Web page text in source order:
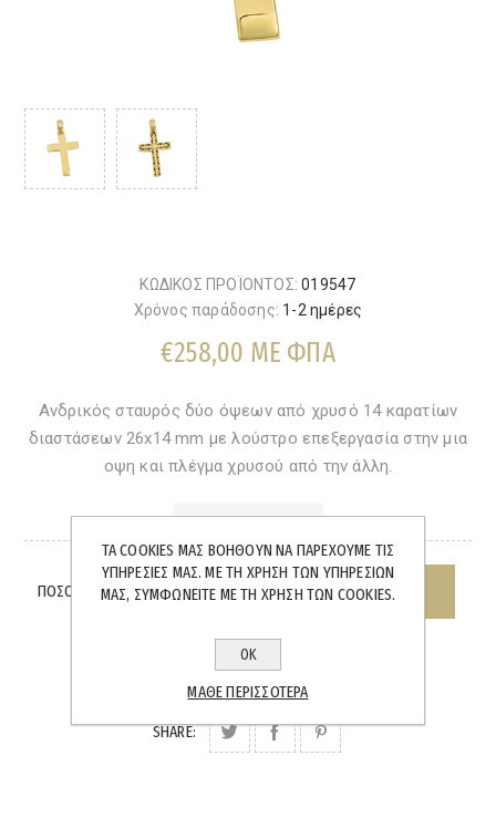
ΚΩΔΙΚΟΣ ΠΡΟΪΟΝΤΟΣ: 019547
Χρόνος παράδοσης: 1-2 ημέρες
€258,00 ΜΕ ΦΠΑ
Ανδρικός σταυρός δύο όψεων από χρυσό 14 καρατίων
διαστάσεων 26x14 mm με λούστρο επεξεργασία στην μια
οψη και πλέγμα χρυσού από την άλλη.
ΆΜΕΣΑ ΔΙΑΘΈΣΙΜΟ
ΠΟΣΌΤΗΤΑ:
SHARE:
ΤΑ COOKIES ΜΑΣ ΒΟΗΘΟΎΝ ΝΑ ΠΑΡΈΧΟΥΜΕ ΤΙΣ
ΥΠΗΡΕΣΊΕΣ ΜΑΣ. ΜΕ ΤΗ ΧΡΉΣΗ ΤΩΝ ΥΠΗΡΕΣΙΏΝ
ΜΑΣ, ΣΥΜΦΩΝΕΊΤΕ ΜΕ ΤΗ ΧΡΉΣΗ ΤΩΝ COOKIES.
ΟΚ
ΜΆΘΕ ΠΕΡΙΣΣΌΤΕΡΑ